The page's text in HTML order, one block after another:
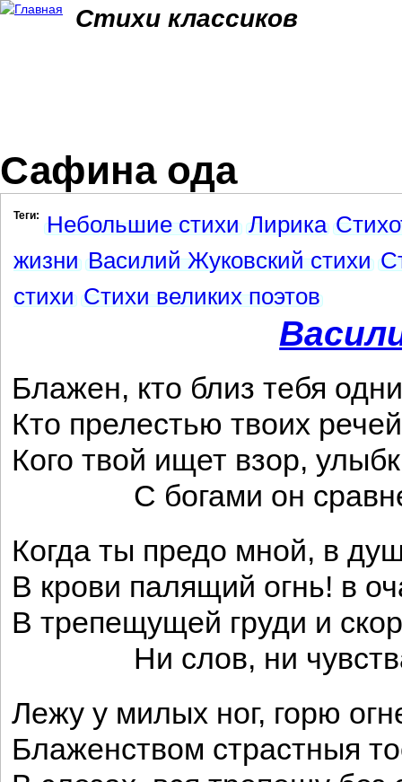
Стихи классиков
Сафина ода
Теги: Небольшие стихи Лирика
жизни Василий Жуковский стихи
стихи Стихи великих поэтов
Блажен, кто близ тебя
Кто прелестью твоих
Кого твой ищет взор,
С богами он
Когда ты предо мной, в
В крови палящий огнь! в
В трепещущей груди и
Ни слов, ни чувства
Лежу у милых ног, горю
Блаженством страстныя